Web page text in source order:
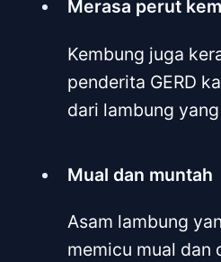
Merasa perut
Kembung juga
penderita GERD
dari lambung
Mual dan muntah
Asam lambung
memicu mual dan